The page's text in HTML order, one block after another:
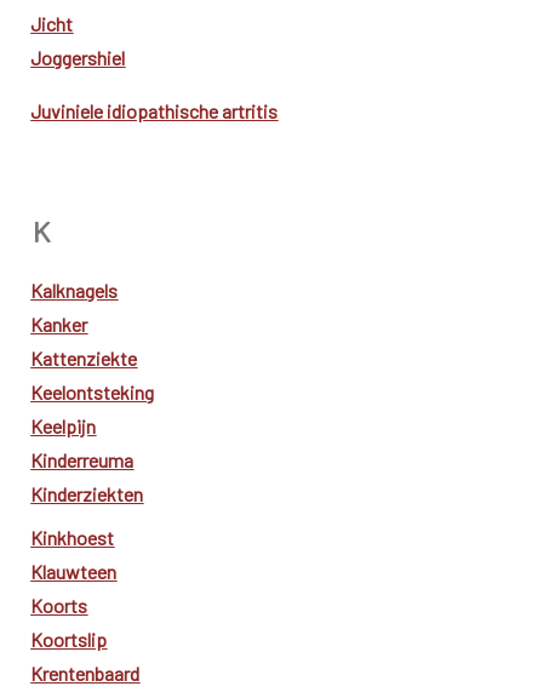
Jicht
Joggershiel
Juviniele idiopathische artritis
K
Kalknagels
Kanker
Kattenziekte
Keelontsteking
Keelpijn
Kinderreuma
Kinderziekten
Kinkhoest
Klauwteen
Koorts
Koortslip
Krentenbaard